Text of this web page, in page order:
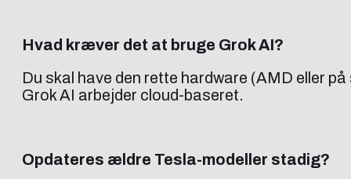
Hvad kræver det at bruge Grok AI?
Du skal have den rette hardware (AMD eller
Grok AI arbejder cloud-baseret.
Opdateres ældre Tesla-modeller stadig?